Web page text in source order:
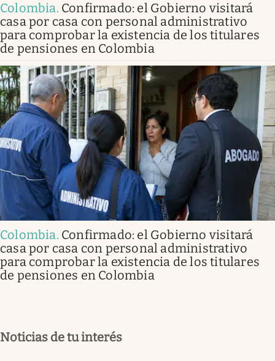
Colombia. Confirmado: el Gobierno visitará
casa por casa con personal administrativo
para comprobar la existencia de los titulares
de pensiones en Colombia
Colombia. Confirmado: el Gobierno visitará
casa por casa con personal administrativo
para comprobar la existencia de los titulares
de pensiones en Colombia
Noticias de tu interés